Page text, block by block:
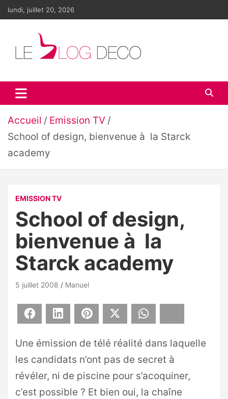
Aller
lundi, juillet 20, 2026
Le blog déco
LE blog de la décoration d'intérieur et du design
Accueil
Emission TV
School of design, bienvenue à la Starck
academy
EMISSION TV
School of design,
bienvenue à la
Starck academy
5 juillet 2008 Manuel
Facebook LinkedIn Pinterest
Une émission de télé réalité dans laquelle
les candidats n’ont pas de secret à
révéler, ni de piscine pour s’acoquiner,
c’est possible ? Et bien oui, la chaîne